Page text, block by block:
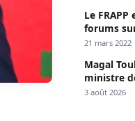
Le
forums
Dakar »
21 mars 2022
Magal
ministre
routière
3 août 2026